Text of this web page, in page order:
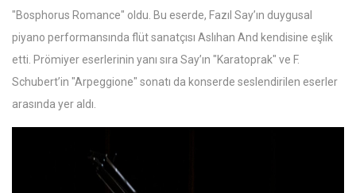
"Bosphorus Romance" oldu. Bu eserde, Fazıl Say’ın duygusal
piyano performansında flüt sanatçısı Aslıhan And kendisine eşlik
etti. Prömiyer eserlerinin yanı sıra Say’ın "Karatoprak" ve F.
Schubert’in "Arpeggione" sonatı da konserde seslendirilen eserler
arasında yer aldı.